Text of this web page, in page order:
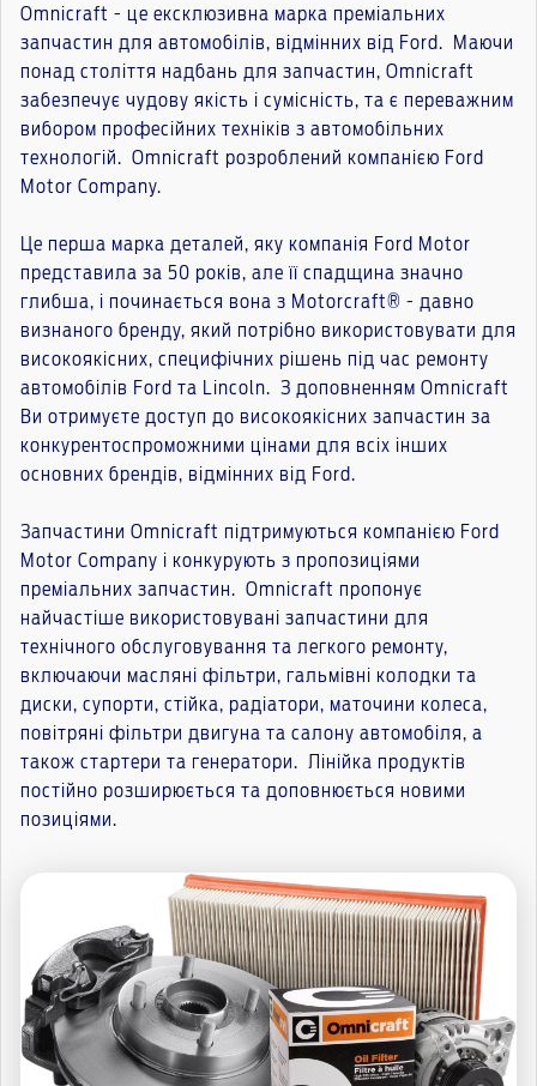
Omnicraft - це ексклюзивна марка преміальних
запчастин для автомобілів, відмінних від Ford. Маючи
понад століття надбань для запчастин, Omnicraft
забезпечує чудову якість і сумісність, та є переважним
вибором професійних техніків з автомобільних
технологій. Omnicraft розроблений компанією Ford
Motor Company.
Це перша марка деталей, яку компанія Ford Motor
представила за 50 років, але її спадщина значно
глибша, і починається вона з Motorcraft® - давно
визнаного бренду, який потрібно використовувати для
високоякісних, специфічних рішень під час ремонту
автомобілів Ford та Lincoln. З доповненням Omnicraft
Ви отримуєте доступ до високоякісних запчастин за
конкурентоспроможними цінами для всіх інших
основних брендів, відмінних від Ford.
Запчастини Omnicraft підтримуються компанією Ford
Motor Company і конкурують з пропозиціями
преміальних запчастин. Omnicraft пропонує
найчастіше використовувані запчастини для
технічного обслуговування та легкого ремонту,
включаючи масляні фільтри, гальмівні колодки та
диски, супорти, стійка, радіатори, маточини колеса,
повітряні фільтри двигуна та салону автомобіля, а
також стартери та генератори. Лінійка продуктів
постійно розширюється та доповнюється новими
позиціями.